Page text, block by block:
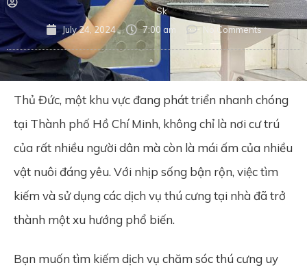
Sk
July 24, 2024
7:00 am No Comments
Thủ Đức, một khu vực đang phát triển nhanh chóng
tại Thành phố Hồ Chí Minh, không chỉ là nơi cư trú
của rất nhiều người dân mà còn là mái ấm của nhiều
vật nuôi đáng yêu. Với nhịp sống bận rộn, việc tìm
kiếm và sử dụng các dịch vụ thú cưng tại nhà đã trở
thành một xu hướng phổ biến.
Bạn muốn tìm kiếm dịch vụ chăm sóc thú cưng uy